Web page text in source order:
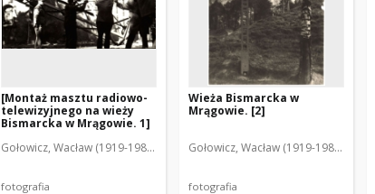
[Montaż masztu radiowo-
telewizyjnego na wieży
Bismarcka w Mrągowie. 1]
Gołowicz, Wacław (1919-1983). Fot.
fotografia
Wieża Bismarcka w
Mrągowie. [2]
Gołowicz, Wacław (1919-1983). Fot.
fotografia